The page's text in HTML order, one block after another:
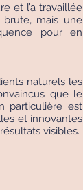
et l’a travaillée
brute, mais une
pour en
naturels les
que le
particulière est
et innovantes
visibles.